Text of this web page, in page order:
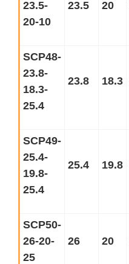
23.5-
20-10
23.5 20
SCP48-
23.8-
18.3-
25.4
23.8 18.3
SCP49-
25.4-
19.8-
25.4
25.4 19.8
SCP50-
26-20-
25
26 20